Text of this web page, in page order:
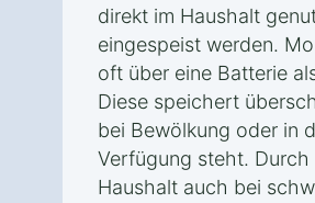
direkt im Haushalt
eingespeist werden.
oft über eine Batterie
Diese speichert
bei Bewölkung oder in
Verfügung steht.
Haushalt auch bei